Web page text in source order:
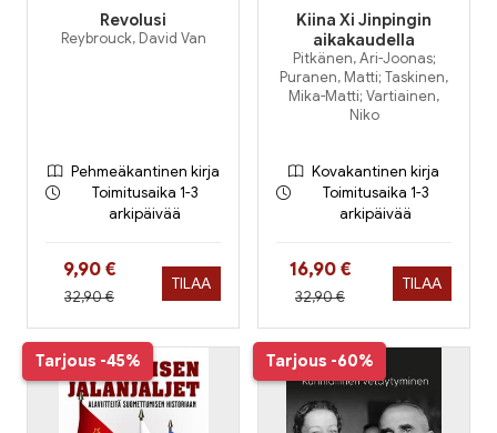
Revolusi
Reybrouck, David Van
Pehmeäkantinen kirja
Toimitusaika 1-3
arkipäivää
Hinta nyt
9,90 €
Hinta aiemmin
32,90 €
TILAA
Kiina Xi Jinpingin
aikakaudella
Pitkänen, Ari-Joonas;
Puranen, Matti; Taskinen,
Mika-Matti; Vartiainen,
Niko
Kovakantinen kirja
Toimitusaika 1-3
arkipäivää
Hinta nyt
16,90 €
Hinta aiemmin
32,90 €
TILAA
Tarjous -45% Tarjous -60%